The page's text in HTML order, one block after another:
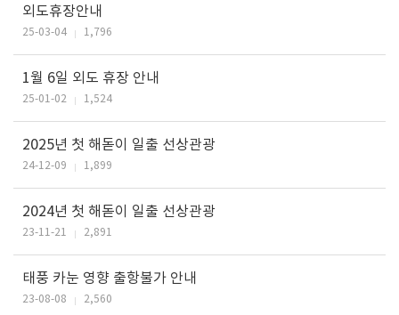
외도휴장안내
25-03-04 1,796
1월 6일 외도 휴장 안내
25-01-02 1,524
2025년 첫 해돋이 일출 선상관광
24-12-09 1,899
2024년 첫 해돋이 일출 선상관광
23-11-21 2,891
태풍 카눈 영향 출항불가 안내
23-08-08 2,560